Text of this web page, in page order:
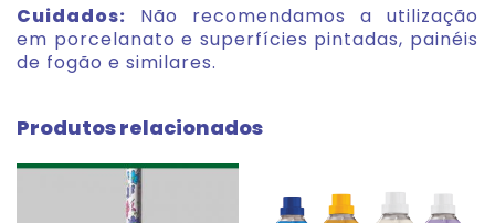
Cuidados: Não recomendamos a utilização
em porcelanato e superfícies pintadas, painéis
de fogão e similares.
Produtos relacionados